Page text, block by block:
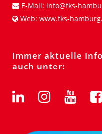
E-Mail: info@fks-
Web: www.fks-
Immer aktuelle
auch unter: